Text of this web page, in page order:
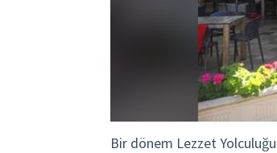
Bir dönem Lezzet Yolculuğu